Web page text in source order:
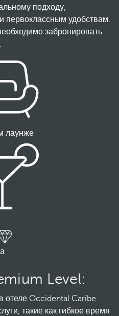
подходу,
первоклассным удобствам.
забронировать
лаунже
Level:
отеле Occidental Caribe
такие как гибкое время